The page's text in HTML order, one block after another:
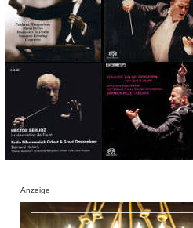
Anzeige